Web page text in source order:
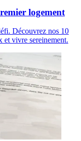
logement
Découvrez nos 10
et vivre sereinement.